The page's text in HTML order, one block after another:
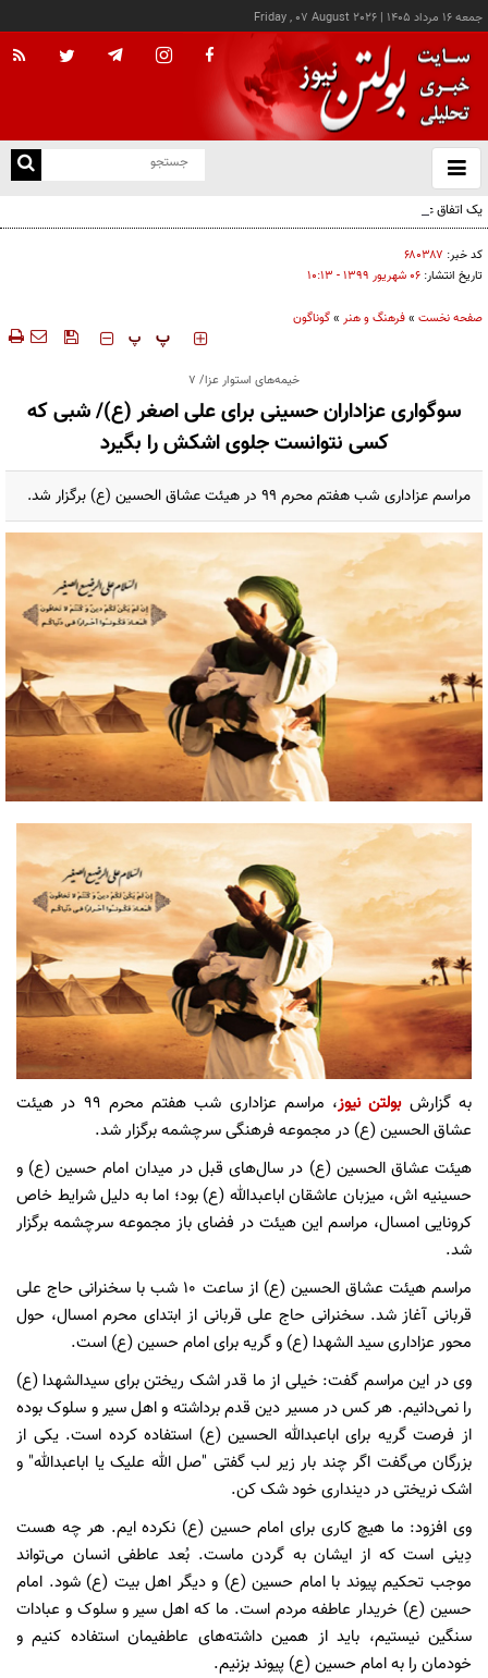
جمعه ۱۶ مرداد ۱۴۰۵ |
Friday , 07 August 2026
باز
و
یک اتفاق عجیب در «لوور»
کد خبر: ۶۸۰۳۸۷
تاریخ انتشار: ۰۶ شهريور ۱۳۹۹ - ۱۰:۱۳
صفحه نخست »فرهنگ و هنر »گوناگون
‍‍‍ پ پ
خیمه‌های استوار عزا/ ۷
سوگواری عزاداران حسینی برای علی اصغر (ع)/ شبی که
کسی نتوانست جلوی اشکش را بگیرد
مراسم عزاداری شب هفتم محرم ۹۹ در هیئت عشاق الحسین (ع) برگزار شد.
به گزارشبولتن نیوز
، مراسم عزاداری شب هفتم محرم ۹۹ در هیئت
عشاق الحسین (ع) در مجموعه فرهنگی سرچشمه برگزار شد.
هیئت عشاق الحسین (ع) در سال‌های قبل در میدان امام حسین (ع) و
حسینیه اش، میزبان عاشقان اباعبدالله (ع) بود؛ اما به دلیل شرایط خاص
کرونایی امسال، مراسم این هیئت در فضای باز مجموعه سرچشمه برگزار
شد.
مراسم هیئت عشاق الحسین (ع) از ساعت ۱۰ شب با سخنرانی حاج علی
قربانی آغاز شد. سخنرانی حاج علی قربانی از ابتدای محرم امسال، حول
محور عزاداری سید الشهدا (ع) و گریه برای امام حسین (ع) است.
وی در این مراسم گفت: خیلی از ما قدر اشک ریختن برای سیدالشهدا (ع)
را نمی‌دانیم. هر کس در مسیر دین قدم برداشته و اهل سیر و سلوک بوده
از فرصت گریه برای اباعبدالله الحسین (ع) استفاده کرده است. یکی از
بزرگان می‌گفت اگر چند بار زیر لب گفتی "صل الله علیک یا اباعبدالله" و
اشک نریختی در دینداری خود شک کن.
وی افزود: ما هیچ کاری برای امام حسین (ع) نکرده ایم. هر چه هست
دِینی است که از ایشان به گردن ماست. بُعد عاطفی انسان می‌تواند
موجب تحکیم پیوند با امام حسین (ع) و دیگر اهل بیت (ع) شود. امام
حسین (ع) خریدار عاطفه مردم است. ما که اهل سیر و سلوک و عبادات
سنگین نیستیم، باید از همین داشته‌های عاطفیمان استفاده کنیم و
خودمان را به امام حسین (ع) پیوند بزنیم.